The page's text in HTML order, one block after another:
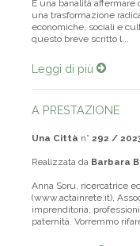
È una banalità
una trasformazione
economiche, sociali e
questo breve scritto l...
Leggi di più
A PRESTAZIONE
Una Città n° 292 /
Realizzata da Barbara
Anna Soru, ricercatrice
(www.actainrete.it),
imprenditoria,
paternità. Vorremmo